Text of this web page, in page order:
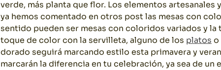
verde, más planta que flor. Los elementos artesanales
ya hemos comentado en otros post las mesas con
sentido pueden ser mesas con coloridos variados y
toque de color con la servilleta, alguno de los platos o
dorado seguirá marcando estilo esta primavera y
marcarán la diferencia en tu celebración, ya sea de